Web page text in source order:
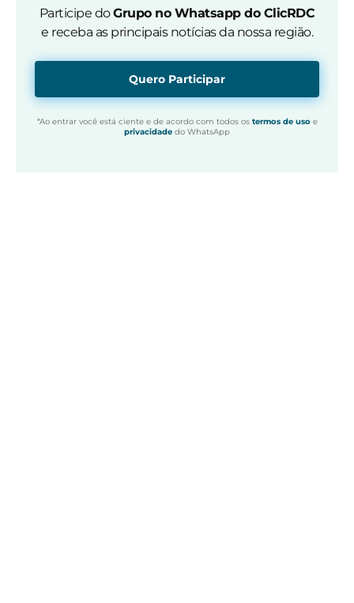
Participe doGrupo no Whatsapp do ClicRDC
e receba as principais notícias da nossa região.
Quero Participar
*Ao entrar você está ciente e de acordo com todos os termos de usoe
privacidade do WhatsApp